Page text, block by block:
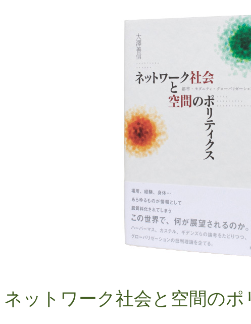
ネットワーク社会と空間のポ